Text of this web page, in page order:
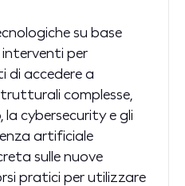
su base
per
accedere a
complesse,
la cybersecurity e gli
artificiale
sulle nuove
pratici per utilizzare